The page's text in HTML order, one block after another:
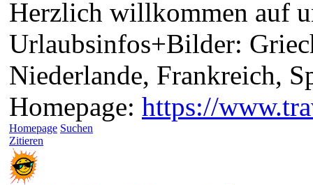
Herzlich willkommen auf
Urlaubsinfos+Bilder:
Niederlande, Frankreich,
Homepage: https://
Homepage Suchen
Zitieren